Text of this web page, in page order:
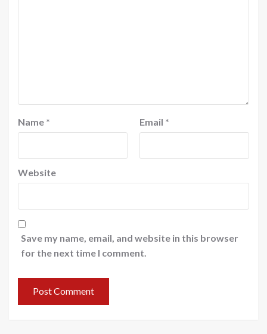
Name * Email *
Website
Save my name, email, and website in this browser
for the next time I comment.